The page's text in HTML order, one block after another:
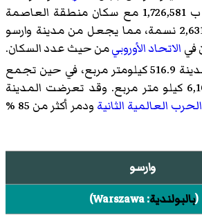
ب 1,726,581 مع سكان منطقة العاصمة
الكبرى يصل إلى 2,631,902 نسمة، مما يجعل من مدينة وارسو
الاتحاد الأوروبيمن حيث عدد السكان.
تبلغ مساحة المدينة 516.9 كيلومتر مربع، في حين تجمع
المدينة يغطي 6,100.43 كيلو متر مربع. وقد تعرضت المدينة
الحرب العالمية الثانية
ودمر أكثر من 85 %
وارسو
(بالبولندية:
Warszawa
)‏